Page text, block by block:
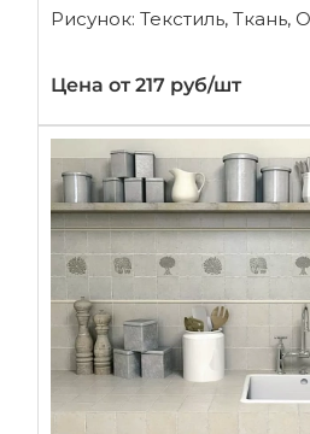
Рисунок: Текстиль, Ткань,
Цена от 217 руб/шт